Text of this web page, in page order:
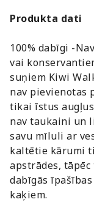
Produkta dati
100% dabīgi -
vai
suņiem Kiwi
nav pievienotas
tikai īstus
nav taukaini un
savu mīluli ar
kaltētie kārumi
apstrādes,
dabīgās
kaķiem.